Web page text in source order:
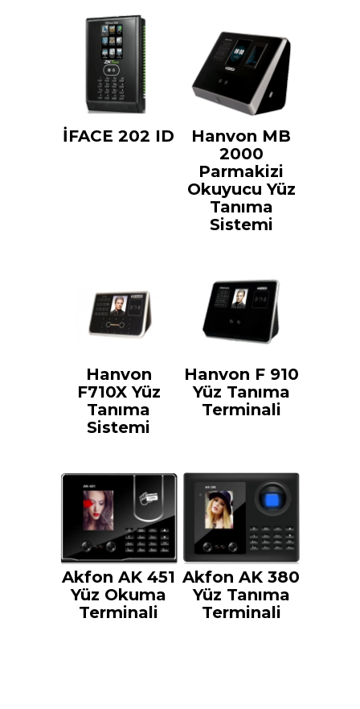
İFACE 202 ID
Hanvon MB
2000
Parmakizi
Okuyucu Yüz
Tanıma
Sistemi
Hanvon
F710X Yüz
Tanıma
Sistemi
Hanvon F 910
Yüz Tanıma
Terminali
Akfon AK 451
Yüz Okuma
Terminali
Akfon AK 380
Yüz Tanıma
Terminali